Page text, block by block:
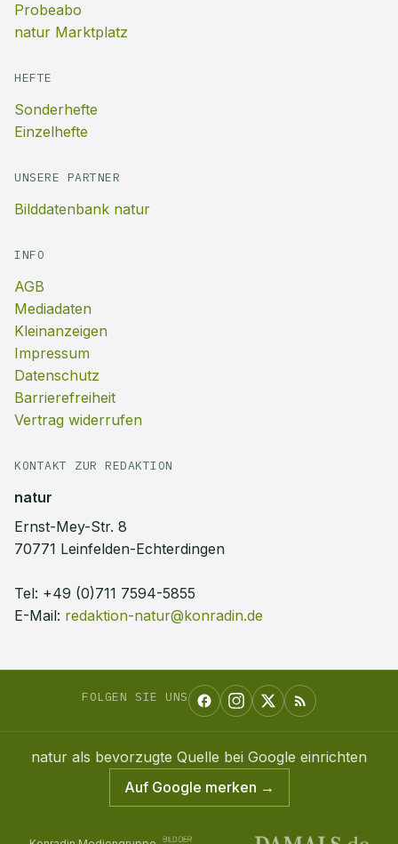
Probeabo
natur Marktplatz
HEFTE
Sonderhefte
Einzelhefte
UNSERE PARTNER
Bilddatenbank natur
INFO
AGB
Mediadaten
Kleinanzeigen
Impressum
Datenschutz
Barrierefreiheit
Vertrag widerrufen
KONTAKT ZUR REDAKTION
natur
Ernst-Mey-Str. 8
70771 Leinfelden-Echterdingen
Tel: +49 (0)711 7594-5855
E-Mail: redaktion-natur@konradin.de
FOLGEN SIE UNS
natur als bevorzugte Quelle bei Google einrichten
Auf Google merken →